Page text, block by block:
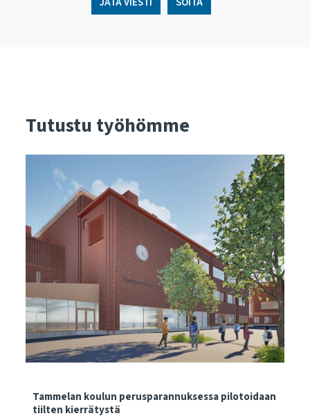
Tutustu työhömme
Tammelan koulun perusparannuksessa pilotoidaan
tiilten kierrätystä